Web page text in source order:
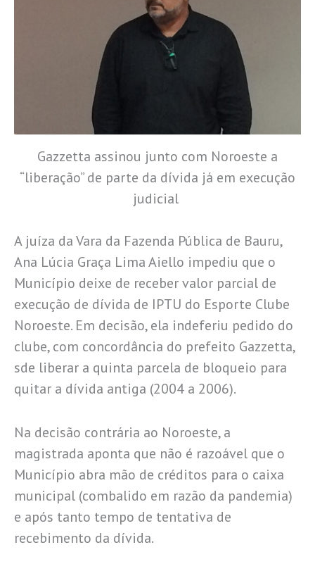
Gazzetta assinou junto com Noroeste a
“liberação” de parte da dívida já em execução
judicial
A juíza da Vara da Fazenda Pública de Bauru,
Ana Lúcia Graça Lima Aiello impediu que o
Município deixe de receber valor parcial de
execução de dívida de IPTU do Esporte Clube
Noroeste. Em decisão, ela indeferiu pedido do
clube, com concordância do prefeito Gazzetta,
sde liberar a quinta parcela de bloqueio para
quitar a dívida antiga (2004 a 2006).
Na decisão contrária ao Noroeste, a
magistrada aponta que não é razoável que o
Município abra mão de créditos para o caixa
municipal (combalido em razão da pandemia)
e após tanto tempo de tentativa de
recebimento da dívida.